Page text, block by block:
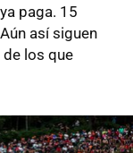
paga. 15
así siguen
los que